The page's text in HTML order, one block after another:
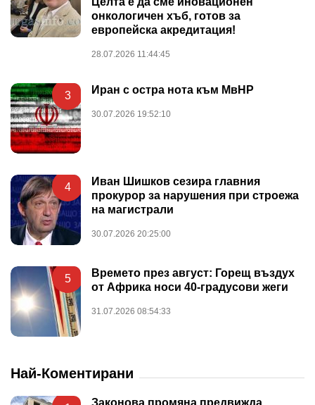
онкологичен хъб, готов за
европейска акредитация!
28.07.2026 11:44:45
3 Иран с остра нота към МвНР
30.07.2026 19:52:10
4
Иван Шишков сезира главния
прокурор за нарушения при строежа
на магистрали
30.07.2026 20:25:00
5
Времето през август: Горещ въздух
от Африка носи 40-градусови жеги
31.07.2026 08:54:33
Най-Коментирани
Законова промяна предвижда